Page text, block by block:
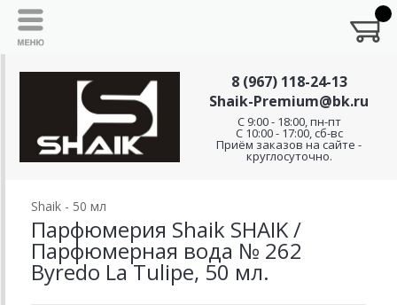
8 (967) 118-24-13
Shaik-Premium@bk.ru
C 9:00 - 18:00, пн-пт
С 10:00 - 17:00, сб-вс
Приём заказов на сайте -
круглосуточно.
Shaik - 50 мл
Парфюмерия Shaik SHAIK /
Парфюмерная вода № 262
Byredo La Tulipe, 50 мл.